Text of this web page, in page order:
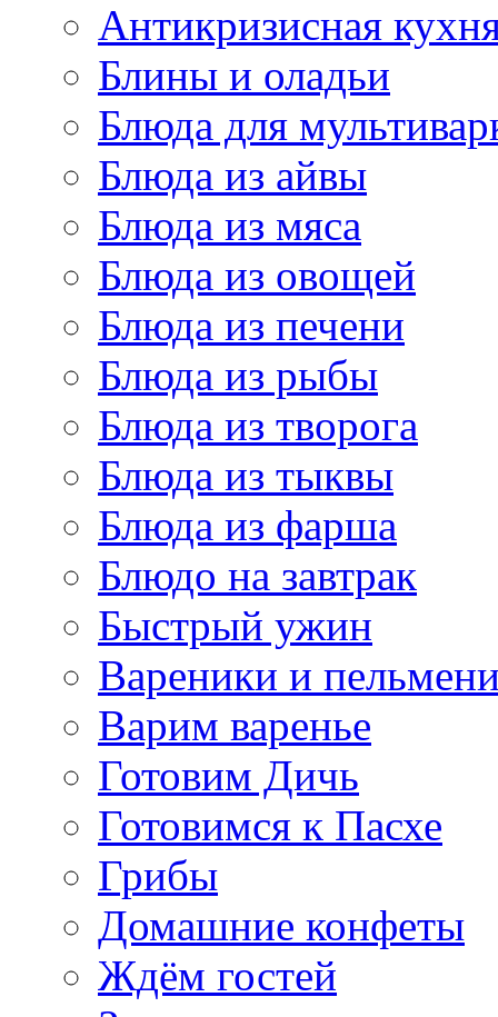
Антикризисная
Блины и оладьи
Блюда для
Блюда из айвы
Блюда из мяса
Блюда из овощей
Блюда из печени
Блюда из рыбы
Блюда из творога
Блюда из тыквы
Блюда из фарша
Блюдо на завтрак
Быстрый ужин
Вареники и
Варим варенье
Готовим Дичь
Готовимся к Пасхе
Грибы
Домашние конфеты
Ждём гостей